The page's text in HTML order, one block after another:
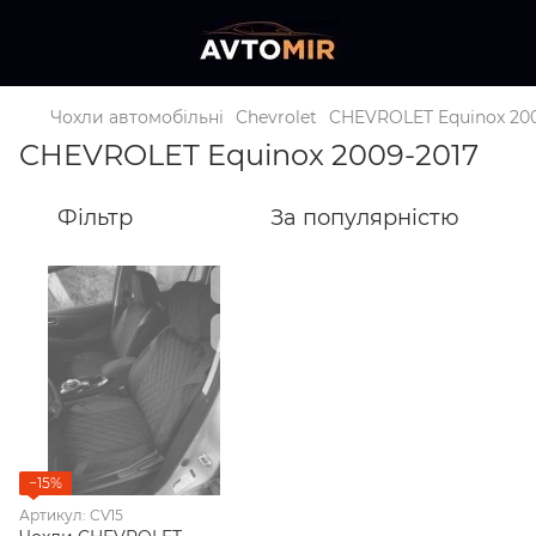
Чохли автомобільні Chevrolet CHEVROLET Equinox
CHEVROLET Equinox 2009-2017
Фільтр За популярністю
−15%
Артикул: CV15